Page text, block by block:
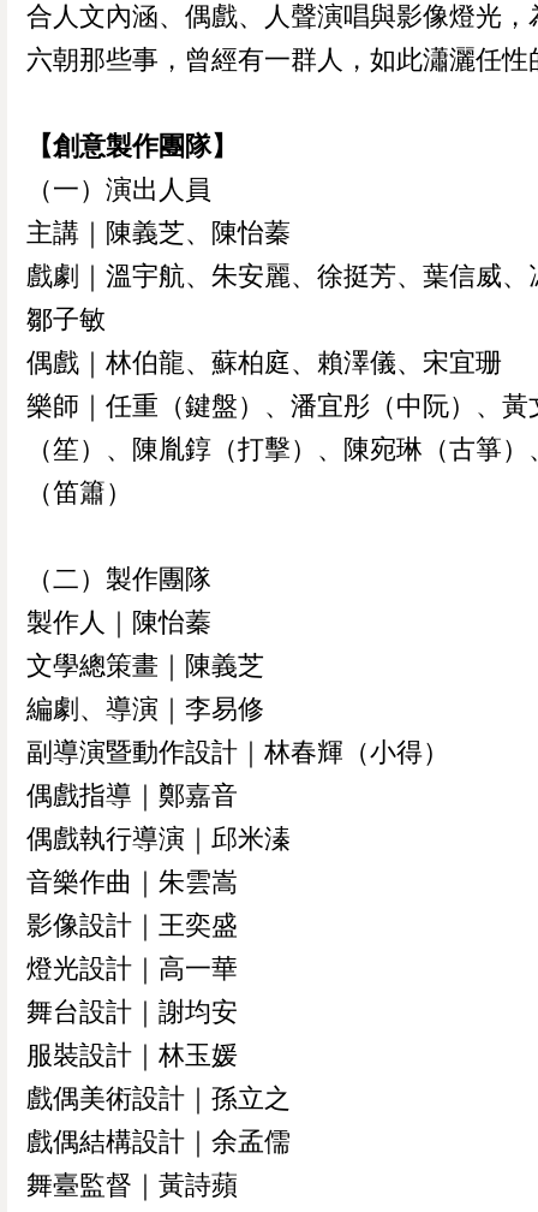
已加入購物書包
繼續購物
確定取消
合人文內涵、偶戲、人聲演唱與影像燈光，
六朝那些事，曾經有一群人，如此瀟灑任性
【創意製作團隊】
（一）演出人員
主講｜陳義芝、陳怡蓁
戲劇｜溫宇航、朱安麗、徐挺芳、葉信威、
鄒子敏
偶戲｜林伯龍、蘇柏庭、賴澤儀、宋宜珊
樂師｜任重（鍵盤）、潘宜彤（中阮）、黃
（笙）、陳胤錞（打擊）、陳宛琳（古箏）
（笛簫）
（二）製作團隊
製作人｜陳怡蓁
文學總策畫｜陳義芝
編劇、導演｜李易修
副導演暨動作設計｜林春輝（小得）
偶戲指導｜鄭嘉音
偶戲執行導演｜邱米溱
音樂作曲｜朱雲嵩
影像設計｜王奕盛
燈光設計｜高一華
舞台設計｜謝均安
服裝設計｜林玉媛
戲偶美術設計｜孫立之
戲偶結構設計｜余孟儒
舞臺監督｜黃詩蘋